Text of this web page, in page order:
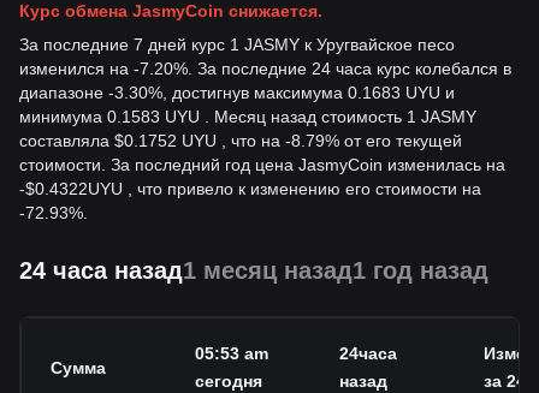
Курс обмена JasmyCoin снижается.
За последние 7 дней курс 1 JASMY к Уругвайское песо
изменился на -7.20%. За последние 24 часа курс колебался в
диапазоне -3.30%, достигнув максимума 0.1683 UYU и
минимума 0.1583 UYU . Месяц назад стоимость 1 JASMY
составляла $0.1752 UYU , что на -8.79% от его текущей
стоимости. За последний год цена JasmyCoin изменилась на
-$0.4322UYU , что привело к изменению его стоимости на
-72.93%.
24 часа назад1 месяц назад1 год назад
Сумма
05:53 am
сегодня
24часа
назад
за 24